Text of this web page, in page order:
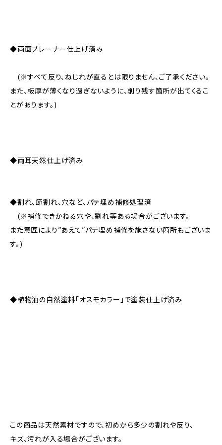
◆両面プレーナー仕上げ済み
(※すべて反り、ねじれが直るとは限りません、ご了承ください。
また、板厚が薄くなり過ぎないように、削り残す箇所が出てくるこ
とがあります。)
◆両耳天然仕上げ済み
◆割れ、節割れ、穴など、パテ埋め補修処理済
(※補修できかねる穴や、割れ等ある場合がございます。
また意匠により”あえて”パテ埋め補修を施さない箇所もございま
す。)
◆植物油の自然塗料「オスモカラー」で塗装仕上げ済み
この商品は天然素材ですので、初めから多少の割れや反り、
キズ、汚れが入る場合がございます。